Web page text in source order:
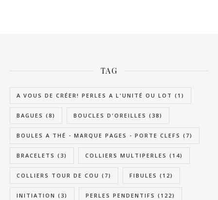
TAG
A VOUS DE CRÉER! PERLES A L'UNITÉ OU LOT (1)
BAGUES (8) BOUCLES D'OREILLES (38)
BOULES A THÉ - MARQUE PAGES - PORTE CLEFS (7)
BRACELETS (3) COLLIERS MULTIPERLES (14)
COLLIERS TOUR DE COU (7) FIBULES (12)
INITIATION (3) PERLES PENDENTIFS (122)